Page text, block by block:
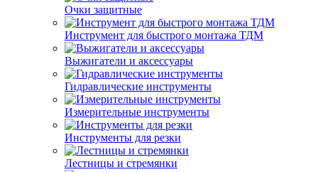
Очки защитные
Инструмент для быстрого монтажа ТДМ
Выжигатели и аксессуары
Гидравлические инструменты
Измерительные инструменты
Инструменты для резки
Лестницы и стремянки